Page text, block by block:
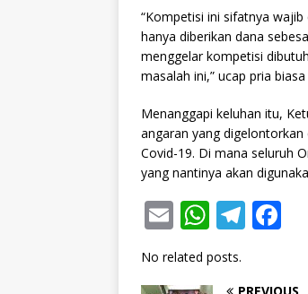
“Kompetisi ini sifatnya
hanya diberikan dana
menggelar kompetisi
masalah ini,” ucap pria
Menanggapi keluhan itu,
angaran yang
Covid-19. Di mana seluruh
yang nantinya akan
E
m
ai
W
at
T
No related posts.